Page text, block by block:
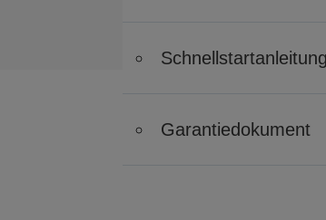
Garantiedokument